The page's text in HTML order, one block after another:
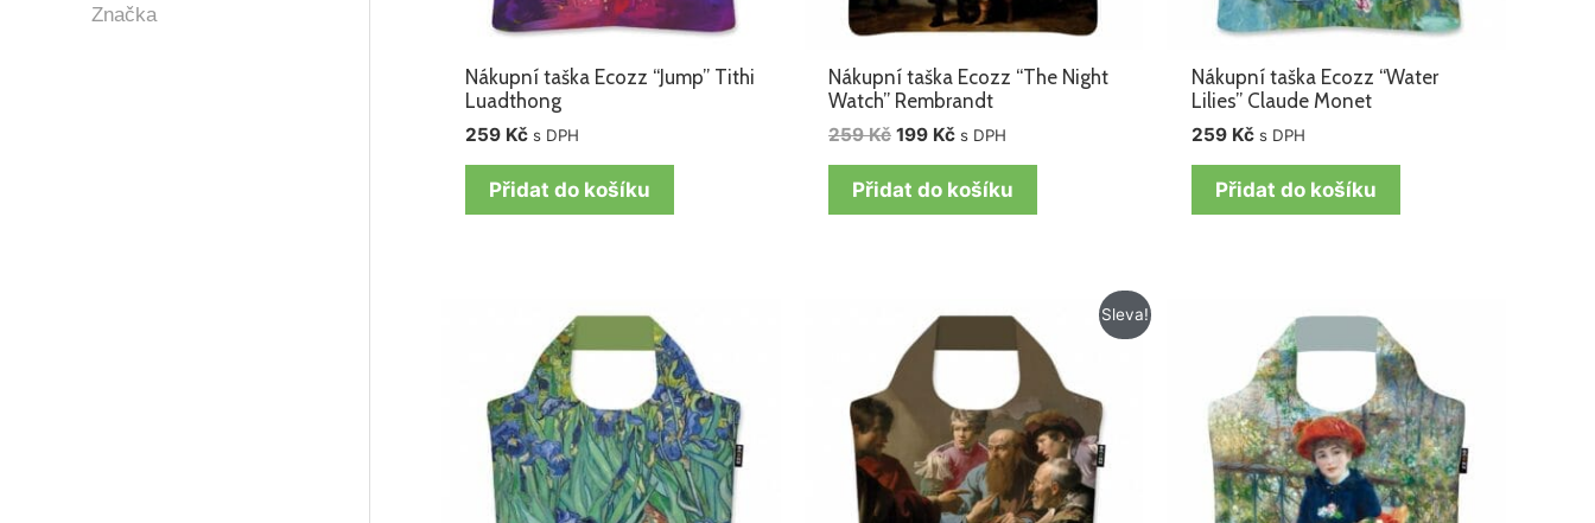
Nákupní taška Ecozz “Jump” Tithi
Luadthong
259 Kč s DPH
Přidat do košíku
Nákupní taška Ecozz “The Night
Watch” Rembrandt
259Kč 199 Kč s DPH
Přidat do košíku
Nákupní taška Ecozz “Water
Lilies” Claude Monet
259 Kč s DPH
Přidat do košíku
Sleva!
cena
byla:
259 Kč.
je:
199 Kč.